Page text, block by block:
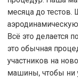
месяца до тестов.
Всё это делается
это обычная
участников на
машины, чтобы ни